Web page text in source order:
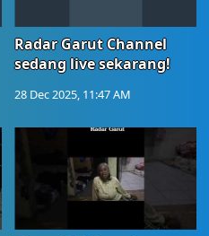
Radar Garut Channel
sedang live sekarang!
28 Dec 2025, 11:47 AM